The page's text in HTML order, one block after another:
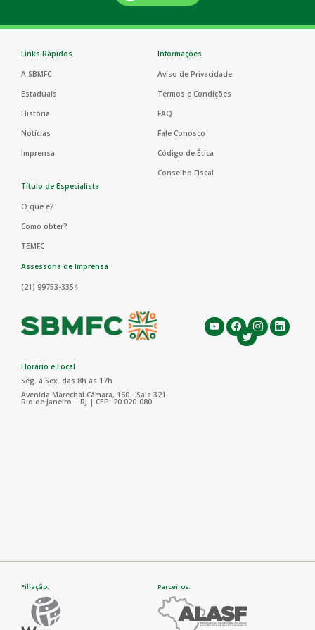
Links Rápidos
A SBMFC
Estaduais
História
Notícias
Imprensa
Informações
Aviso de Privacidade
Termos e Condições
FAQ
Fale Conosco
Código de Ética
Conselho Fiscal
Título de Especialista
O que é?
Como obter?
TEMFC
Assessoria de Imprensa
(21) 99753-3354
Horário e Local
Seg. à Sex. das 8h às 17h
Avenida Marechal Câmara, 160 - Sala 321
Rio de Janeiro – RJ | CEP: 20.020-080
Filiação: Parceiros: